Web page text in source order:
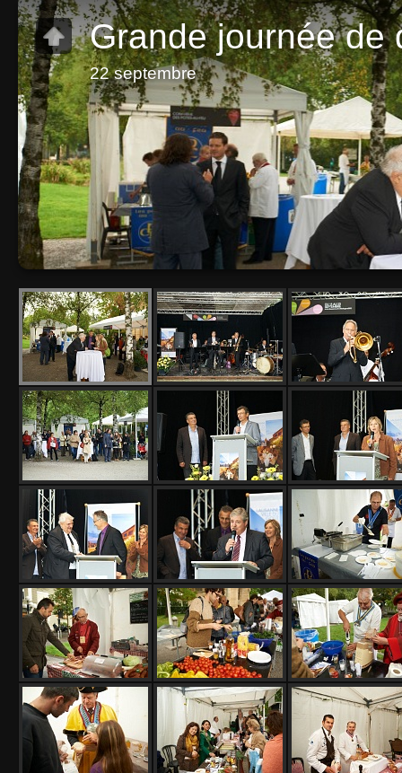
Grande journée de
22 septembre